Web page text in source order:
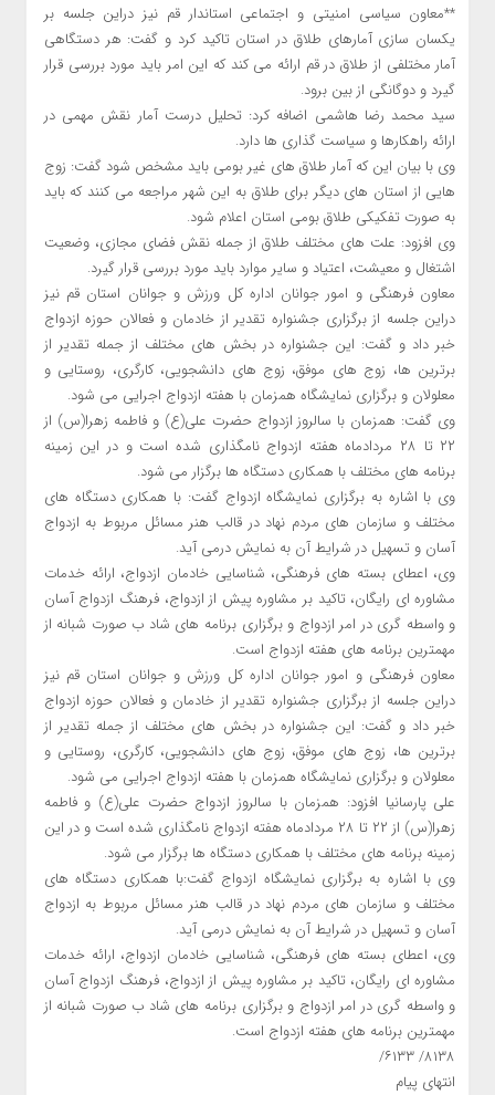
**معاون سیاسی امنیتی و اجتماعی استاندار قم نیز دراین جلسه بر
یکسان سازی آمارهای طلاق در استان تاکید کرد و گفت: هر دستگاهی
آمار مختلفی از طلاق در قم ارائه می کند که این امر باید مورد بررسی قرار
گیرد و دوگانگی از بین برود.
سید محمد رضا‌ هاشمی اضافه کرد: تحلیل درست آمار نقش مهمی در
ارائه راهکارها و سیاست گذاری ها دارد.
وی با بیان این که آمار طلاق های غیر بومی باید مشخص شود گفت: زوج
هایی از استان های دیگر برای طلاق به این شهر مراجعه می کنند که باید
به صورت تفکیکی طلاق بومی استان اعلام شود.
وی افزود: علت های مختلف طلاق از جمله نقش فضای مجازی، وضعیت
اشتغال و معیشت، اعتیاد و سایر موارد باید مورد بررسی قرار گیرد.
معاون فرهنگی و امور جوانان اداره کل ورزش و جوانان استان قم نیز
دراین جلسه از برگزاری جشنواره تقدیر از خادمان و فعالان حوزه ازدواج
خبر داد و گفت: این جشنواره در بخش های مختلف از جمله تقدیر از
برترین ها، زوج های موفق، زوج های دانشجویی، کارگری، روستایی و
معلولان و برگزاری نمایشگاه همزمان با هفته ازدواج اجرایی می شود.
وی گفت: همزمان با سالروز ازدواج حضرت علی(ع) و فاطمه زهرا(س) از
۲۲ تا ۲۸ مردادماه هفته ازدواج نامگذاری شده است و در این زمینه
برنامه های مختلف با همکاری دستگاه ها برگزار می شود.
وی با اشاره به برگزاری نمایشگاه ازدواج گفت: با همکاری دستگاه های
مختلف و سازمان های مردم نهاد در قالب هنر مسائل مربوط به ازدواج
آسان و تسهیل در شرایط آن به نمایش درمی آید.
وی، اعطای بسته های فرهنگی، شناسایی خادمان ازدواج، ارائه خدمات
مشاوره ای رایگان، تاکید بر مشاوره پیش از ازدواج، فرهنگ ازدواج آسان
و واسطه گری در امر ازدواج و برگزاری برنامه های شاد ب صورت شبانه از
مهمترین برنامه های هفته ازدواج است.
معاون فرهنگی و امور جوانان اداره کل ورزش و جوانان استان قم نیز
دراین جلسه از برگزاری جشنواره تقدیر از خادمان و فعالان حوزه ازدواج
خبر داد و گفت: این جشنواره در بخش های مختلف از جمله تقدیر از
برترین ها، زوج های موفق، زوج های دانشجویی، کارگری، روستایی و
معلولان و برگزاری نمایشگاه همزمان با هفته ازدواج اجرایی می شود.
علی پارسانیا افزود: همزمان با سالروز ازدواج حضرت علی(ع) و فاطمه
زهرا(س) از ۲۲ تا ۲۸ مردادماه هفته ازدواج نامگذاری شده است و در این
زمینه برنامه های مختلف با همکاری دستگاه ها برگزار می شود.
وی با اشاره به برگزاری نمایشگاه ازدواج گفت:با همکاری دستگاه های
مختلف و سازمان های مردم نهاد در قالب هنر مسائل مربوط به ازدواج
آسان و تسهیل در شرایط آن به نمایش درمی آید.
وی، اعطای بسته های فرهنگی، شناسایی خادمان ازدواج، ارائه خدمات
مشاوره ای رایگان، تاکید بر مشاوره پیش از ازدواج، فرهنگ ازدواج آسان
و واسطه گری در امر ازدواج و برگزاری برنامه های شاد ب صورت شبانه از
مهمترین برنامه های هفته ازدواج است.
۸۱۳۸/ ۶۱۳۳/
انتهای پیام